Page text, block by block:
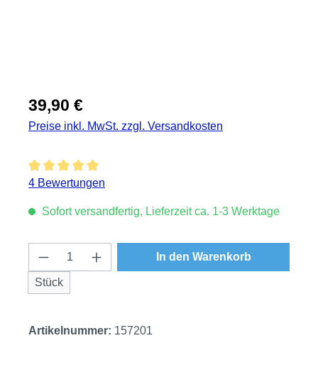
Regulärer Preis:
39,90 €
Preise inkl. MwSt. zzgl. Versandkosten
Durchschnittliche Bewertung von 5 von 5 Sternen
4 Bewertungen
Sofort versandfertig, Lieferzeit ca. 1-3 Werktage
Produkt Anzahl: Gib den gewünschten
Stück
In den Warenkorb
Artikelnummer: 157201